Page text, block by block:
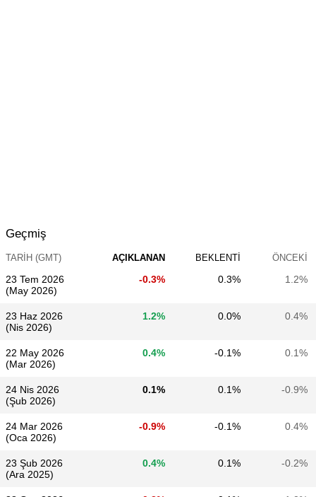
Geçmiş
TARIH (GMT) AÇIKLANAN BEKLENTI ÖNCEKI
23 Tem 2026
(May 2026)
-0.3% 0.3% 1.2%
23 Haz 2026
(Nis 2026)
1.2% 0.0% 0.4%
22 May 2026
(Mar 2026)
0.4% -0.1% 0.1%
24 Nis 2026
(Şub 2026)
0.1% 0.1% -0.9%
24 Mar 2026
(Oca 2026)
-0.9% -0.1% 0.4%
23 Şub 2026
(Ara 2025)
0.4% 0.1% -0.2%